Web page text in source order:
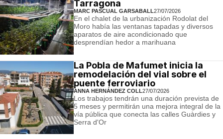
Tarragona
MARC PASCUAL GARSABALL27/07/2026
En el chalet de la urbanización Rodolat del
Moro había las ventanas tapadas y diversos
aparatos de aire acondicionado que
desprendían hedor a marihuana
La Pobla de Mafumet inicia la
remodelación del vial sobre el
puente ferroviario
ANNA HERNÁNDEZ COLL27/07/2026
Los trabajos tendrán una duración prevista de
5 meses y permitirán una mejora integral de la
vía pública que conecta las calles Guàrdies y
Serra d'Or